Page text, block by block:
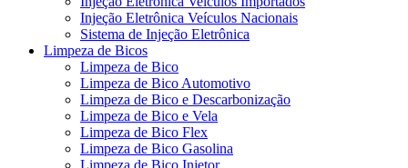
Injeção Eletrônica Veículos Nacionais
Sistema de Injeção Eletrônica
Limpeza de Bicos
Limpeza de Bico
Limpeza de Bico Automotivo
Limpeza de Bico e Descarbonização
Limpeza de Bico e Vela
Limpeza de Bico Flex
Limpeza de Bico Gasolina
Limpeza de Bico Injetor